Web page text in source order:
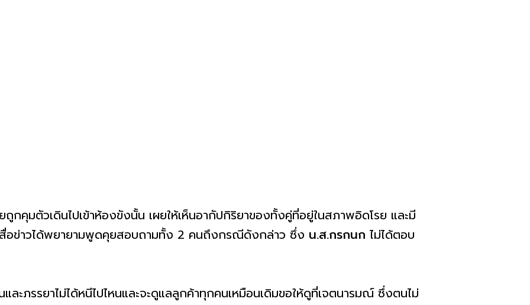
กคุมตัวเดินไปเข้าห้องขังนั้น เผยให้เห็นอากัปกิริยาของทั้งคู่ที่อยู่ในสภาพอิดโรย และมี
สื่อข่าวได้พยายามพูดคุยสอบถามทั้ง 2 คนถึงกรณีดังกล่าว ซึ่ง น.ส.กรกนก ไม่ได้ตอบ
ละภรรยาไม่ได้หนีไปไหนและจะดูแลลูกค้าทุกคนเหมือนเดิมขอให้ดูที่เจตนารมณ์ ซึ่งตนไม่